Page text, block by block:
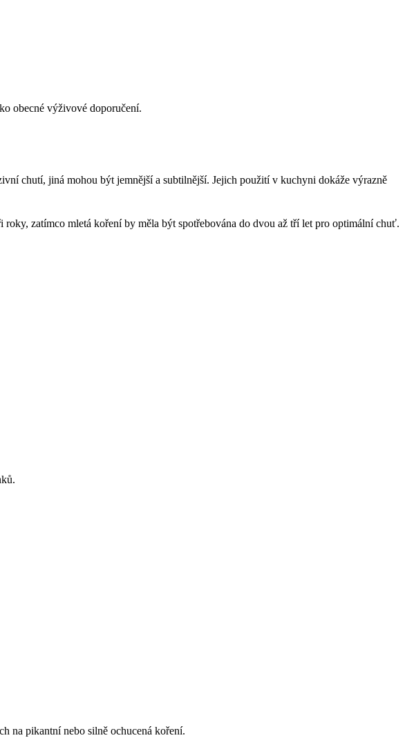
obecné výživové doporučení.
chutí, jiná mohou být jemnější a subtilnější. Jejich použití v kuchyni dokáže výrazně
zatímco mletá koření by měla být spotřebována do dvou až tří let pro optimální chuť.
na pikantní nebo silně ochucená koření.